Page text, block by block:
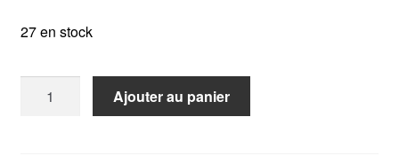
27 en stock
Ajouter au panier